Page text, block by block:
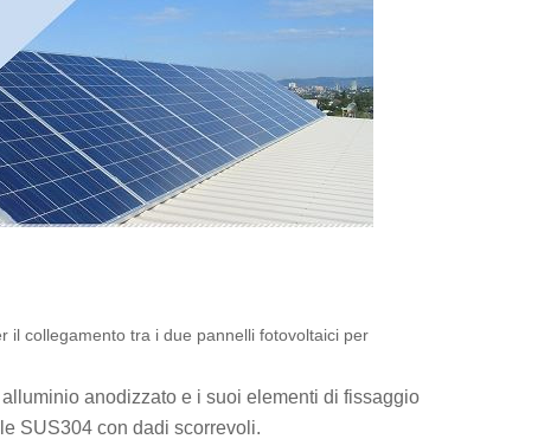
il collegamento tra i due pannelli fotovoltaici per
anodizzato e i suoi elementi di fissaggio
SUS304 con dadi scorrevoli.